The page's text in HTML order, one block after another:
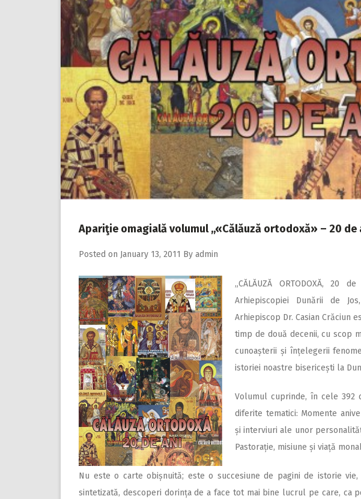
Apariţie omagială volumul ,,«Călăuză ortodoxă» – 20 de
Posted on January 13, 2011 By admin
„CĂLĂUZĂ ORTODOXĂ,
Arhiepiscopiei Dunării de
Arhiepiscop Dr. Casian Crăciun
timp de două decenii, cu scop
cunoașterii și înțelegerii
istoriei noastre bisericești la
Volumul cuprinde, în cele
diferite tematici: Momente
și interviuri ale unor
Pastorație, misiune și viață
Nu este o carte obișnuită; este o succesiune de pagini de istorie
sintetizată, descoperi dorința de a face tot mai bine lucrul pe care, ca